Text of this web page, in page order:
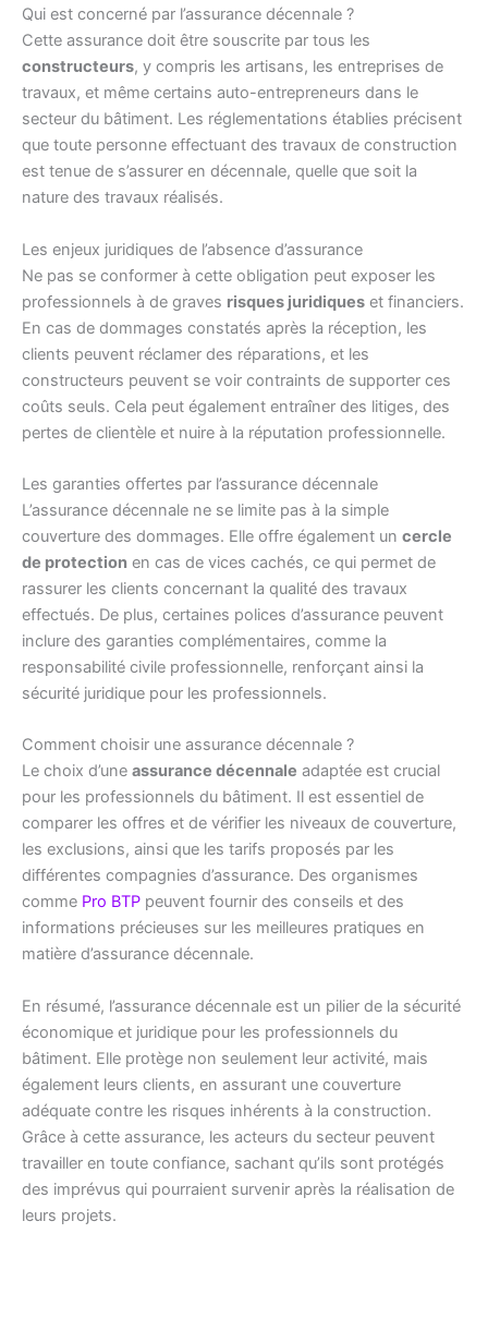
Qui est concerné par l’assurance décennale ?
Cette assurance doit être souscrite par tous les
constructeurs, y compris les artisans, les entreprises de
travaux, et même certains auto-entrepreneurs dans le
secteur du bâtiment. Les réglementations établies précisent
que toute personne effectuant des travaux de construction
est tenue de s’assurer en décennale, quelle que soit la
nature des travaux réalisés.
Les enjeux juridiques de l’absence d’assurance
Ne pas se conformer à cette obligation peut exposer les
professionnels à de graves risques juridiques et financiers.
En cas de dommages constatés après la réception, les
clients peuvent réclamer des réparations, et les
constructeurs peuvent se voir contraints de supporter ces
coûts seuls. Cela peut également entraîner des litiges, des
pertes de clientèle et nuire à la réputation professionnelle.
Les garanties offertes par l’assurance décennale
L’assurance décennale ne se limite pas à la simple
couverture des dommages. Elle offre également un cercle
de protection en cas de vices cachés, ce qui permet de
rassurer les clients concernant la qualité des travaux
effectués. De plus, certaines polices d’assurance peuvent
inclure des garanties complémentaires, comme la
responsabilité civile professionnelle, renforçant ainsi la
sécurité juridique pour les professionnels.
Comment choisir une assurance décennale ?
Le choix d’une assurance décennale adaptée est crucial
pour les professionnels du bâtiment. Il est essentiel de
comparer les offres et de vérifier les niveaux de couverture,
les exclusions, ainsi que les tarifs proposés par les
différentes compagnies d’assurance. Des organismes
comme Pro BTP peuvent fournir des conseils et des
informations précieuses sur les meilleures pratiques en
matière d’assurance décennale.
En résumé, l’assurance décennale est un pilier de la sécurité
économique et juridique pour les professionnels du
bâtiment. Elle protège non seulement leur activité, mais
également leurs clients, en assurant une couverture
adéquate contre les risques inhérents à la construction.
Grâce à cette assurance, les acteurs du secteur peuvent
travailler en toute confiance, sachant qu’ils sont protégés
des imprévus qui pourraient survenir après la réalisation de
leurs projets.